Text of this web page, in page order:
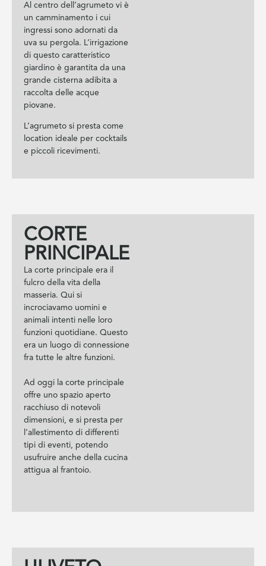
Al centro dell’agrumeto vi è
un camminamento i cui
ingressi sono adornati da
uva su pergola. L’irrigazione
di questo caratteristico
giardino è garantita da una
grande cisterna adibita a
raccolta delle acque
piovane.
L’agrumeto si presta come
location ideale per cocktails
e piccoli ricevimenti.
CORTE
PRINCIPALE
La corte principale era il
fulcro della vita della
masseria. Qui si
incrociavamo uomini e
animali intenti nelle loro
funzioni quotidiane. Questo
era un luogo di connessione
fra tutte le altre funzioni.
Ad oggi la corte principale
offre uno spazio aperto
racchiuso di notevoli
dimensioni, e si presta per
l’allestimento di differenti
tipi di eventi, potendo
usufruire anche della cucina
attigua al frantoio.